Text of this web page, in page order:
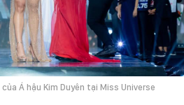
Á hậu Kim Duyên tại Miss Universe